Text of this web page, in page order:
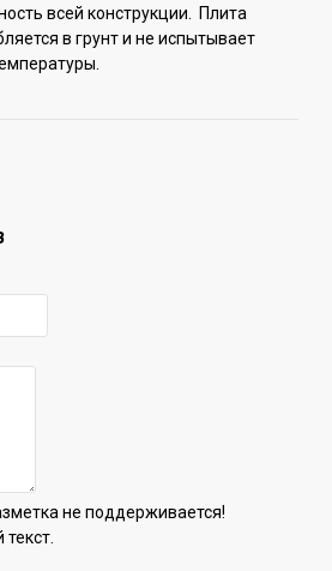
всей конструкции. Плита
в грунт и не испытывает
не поддерживается!